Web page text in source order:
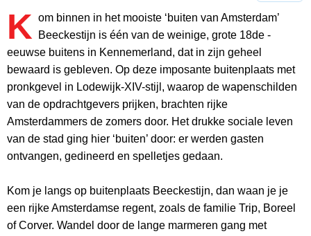
K om binnen in het mooiste ‘buiten van Amsterdam’
Beeckestijn is één van de weinige, grote 18de -
eeuwse buitens in Kennemerland, dat in zijn geheel
bewaard is gebleven. Op deze imposante buitenplaats met
pronkgevel in Lodewijk-XIV-stijl, waarop de wapenschilden
van de opdrachtgevers prijken, brachten rijke
Amsterdammers de zomers door. Het drukke sociale leven
van de stad ging hier ‘buiten’ door: er werden gasten
ontvangen, gedineerd en spelletjes gedaan.
Kom je langs op buitenplaats Beeckestijn, dan waan je je
een rijke Amsterdamse regent, zoals de familie Trip, Boreel
of Corver. Wandel door de lange marmeren gang met